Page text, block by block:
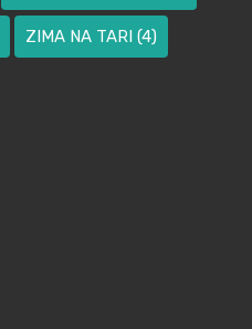
ZIMA NA TARI (4)